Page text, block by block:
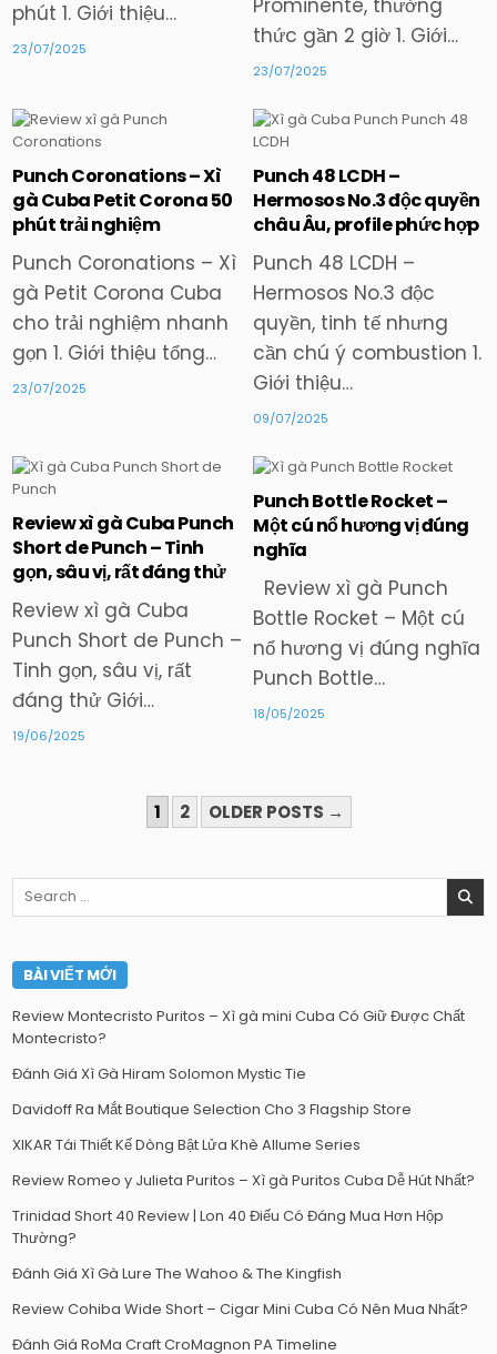
phút 1. Giới thiệu…
23/07/2025
Prominente, thưởng
thức gần 2 giờ 1. Giới…
23/07/2025
Posted
in
Punch Coronations – Xì
gà Cuba Petit Corona 50
phút trải nghiệm
Punch Coronations – Xì
gà Petit Corona Cuba
cho trải nghiệm nhanh
gọn 1. Giới thiệu tổng…
23/07/2025
Posted
in
Punch 48 LCDH –
Hermosos No.3 độc quyền
châu Âu, profile phức hợp
Punch 48 LCDH –
Hermosos No.3 độc
quyền, tinh tế nhưng
cần chú ý combustion 1.
Giới thiệu…
09/07/2025
Posted
in
Review xì gà Cuba Punch
Short de Punch – Tinh
gọn, sâu vị, rất đáng thử
Review xì gà Cuba
Punch Short de Punch –
Tinh gọn, sâu vị, rất
đáng thử Giới…
19/06/2025
Posted
Punch Bottle Rocket –
Một cú nổ hương vị đúng
nghĩa
Review xì gà Punch
Bottle Rocket – Một cú
nổ hương vị đúng nghĩa
Punch Bottle…
18/05/2025
BÀI
VIẾT
1 2 OLDER POSTS →
Search
BÀI VIẾT MỚI
Review Montecristo Puritos – Xì gà mini Cuba Có Giữ Được Chất
Montecristo?
Đánh Giá Xì Gà Hiram Solomon Mystic Tie
Davidoff Ra Mắt Boutique Selection Cho 3 Flagship Store
XIKAR Tái Thiết Kế Dòng Bật Lửa Khè Allume Series
Review Romeo y Julieta Puritos – Xì gà Puritos Cuba Dễ Hút Nhất?
Trinidad Short 40 Review | Lon 40 Điếu Có Đáng Mua Hơn Hộp
Thường?
Đánh Giá Xì Gà Lure The Wahoo & The Kingfish
Review Cohiba Wide Short – Cigar Mini Cuba Có Nên Mua Nhất?
Đánh Giá RoMa Craft CroMagnon PA Timeline